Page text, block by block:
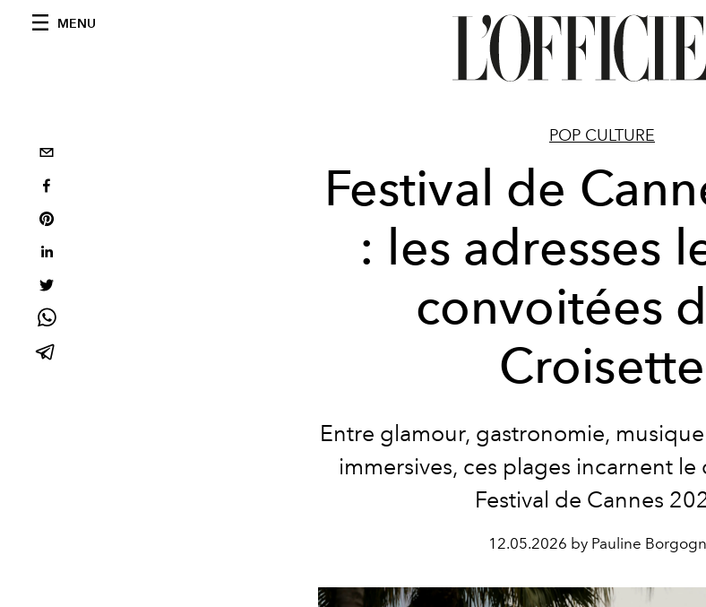
MENU
POP CULTURE
Festival de
: les adresses
convoitées
Croisette
Entre glamour, gastronomie,
immersives, ces plages incarnent
Festival de Cannes
12.05.2026 by Pauline